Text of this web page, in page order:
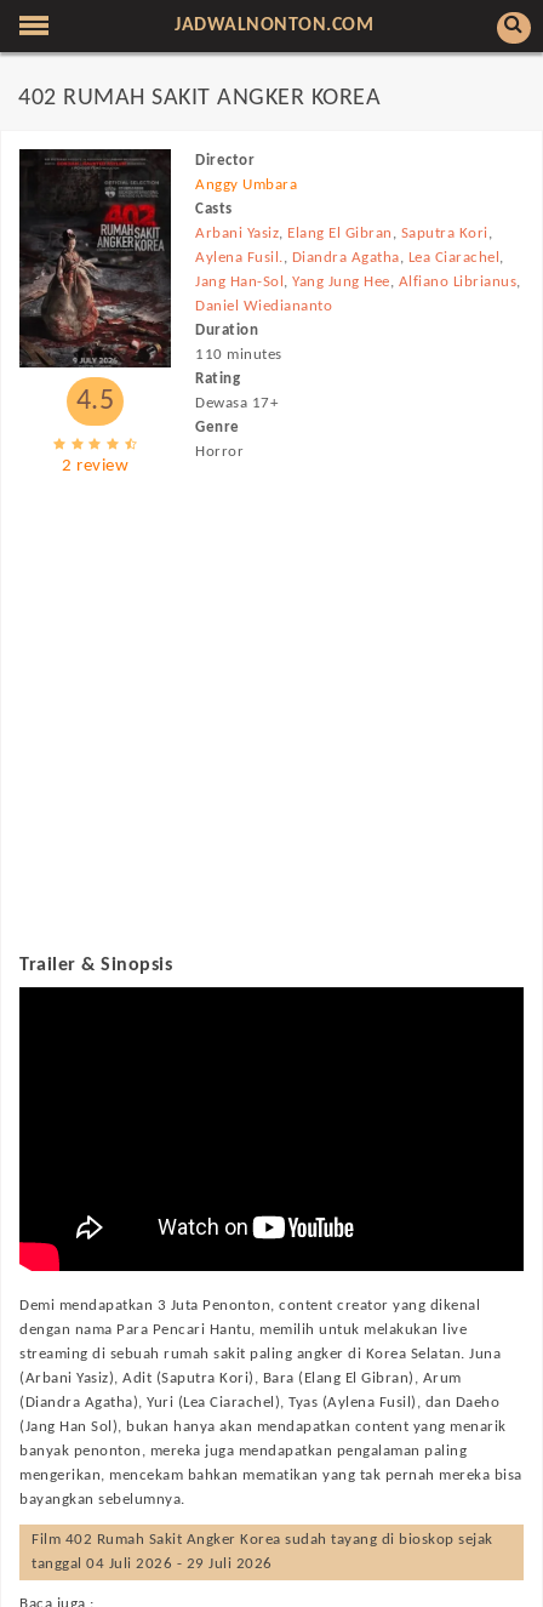
JADWALNONTON.COM
402 RUMAH SAKIT ANGKER KOREA
4.5
2 review
Director
Anggy Umbara
Casts
Arbani Yasiz, Elang El Gibran , Saputra Kori,
Aylena Fusil., Diandra Agatha, Lea Ciarachel ,
Jang Han-Sol ,Yang Jung Hee, Alfiano Librianus,
Daniel Wiediananto
Duration
110 minutes
Rating
Dewasa 17+
Genre
Horror
Trailer & Sinopsis
Demi mendapatkan 3 Juta Penonton, content creator yang dikenal
dengan nama Para Pencari Hantu, memilih untuk melakukan live
streaming di sebuah rumah sakit paling angker di Korea Selatan. Juna
(Arbani Yasiz), Adit (Saputra Kori), Bara (Elang El Gibran), Arum
(Diandra Agatha), Yuri (Lea Ciarachel), Tyas (Aylena Fusil), dan Daeho
(Jang Han Sol), bukan hanya akan mendapatkan content yang menarik
banyak penonton, mereka juga mendapatkan pengalaman paling
mengerikan, mencekam bahkan mematikan yang tak pernah mereka bisa
bayangkan sebelumnya.
Film 402 Rumah Sakit Angker Korea sudah tayang di bioskop sejak
tanggal 04 Juli 2026 - 29 Juli 2026